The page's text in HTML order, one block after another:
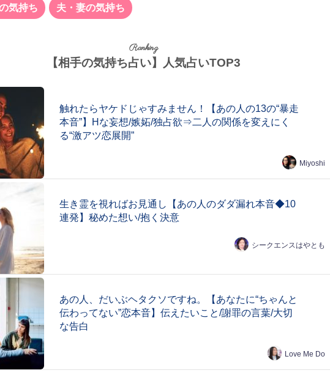
気持ち 夫・妻の気持ち
Ranking
【相手の気持ち占い】人気占いTOP3
触れたらヤケドじゃすみません！【あの人の13の“暴走
本音”】Hな妄想/嫉妬/独占欲⇒二人の関係を変えにく
る“激アツ恋展開”
Miyoshi
生き霊を視ればお見通し【あの人のダダ漏れ本音◆10
連発】秘めた想い/抱く決意
シークエンスはやとも
あの人、だいぶヘタクソですね。【あなたに“ちゃんと
伝わってない”恋本音】伝えたいこと/謝罪の言葉/大切
な告白
Love Me Do